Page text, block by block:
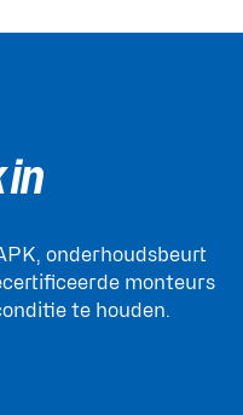
in
onderhoudsbeurt
monteurs
te houden.